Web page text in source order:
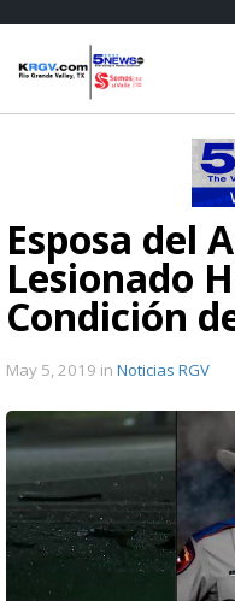
Esposa del
Lesionado
Condición
May 5, 2019 in Noticias RGV